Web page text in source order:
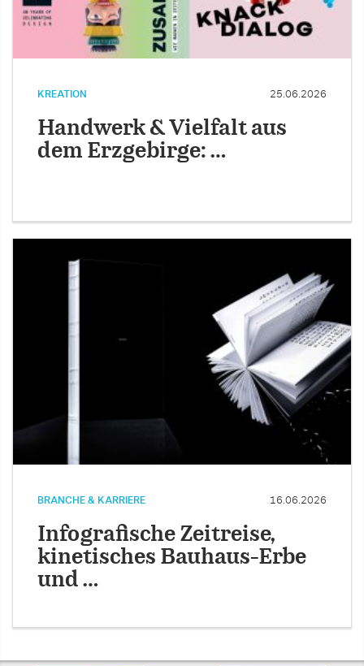
KREATION 25.06.2026
Handwerk & Vielfalt aus
dem Erzgebirge: …
BRANCHE & KARRIERE 16.06.2026
Infografische Zeitreise,
kinetisches Bauhaus-Erbe
und …